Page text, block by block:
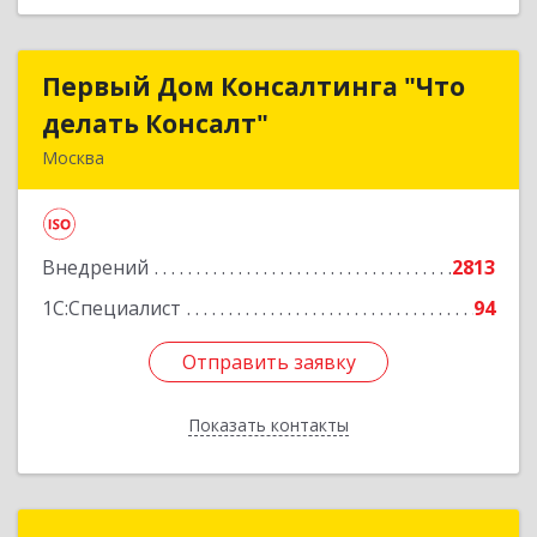
Первый Дом Консалтинга "Что
делать Консалт"
Москва
Внедрений
2813
1С:Специалист
94
Отправить заявку
Показать контакты
Первый Дом Консалтинга "Что
Отправить заявку
Назад